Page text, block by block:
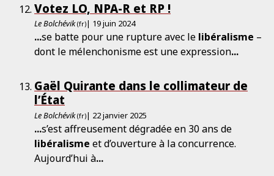
Votez LO, NPA-­R et RP !
Le Bolchévik (fr)| 19 juin 2024
...se batte pour une rupture avec le libéralisme –
dont le mélenchonisme est une expression...
Gaël Quirante dans le collimateur de
l’État
Le Bolchévik (fr)| 22 janvier 2025
...s’est affreusement dégradée en 30 ans de
libéralisme et d’ouverture à la concurrence.
Aujourd’hui à...